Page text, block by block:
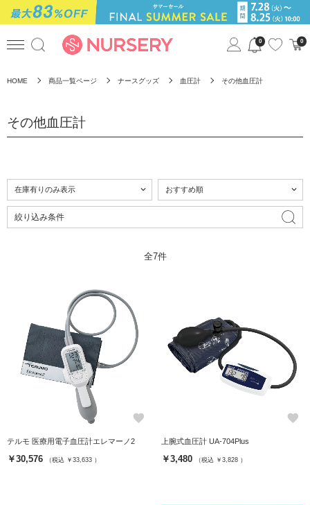
0 0
HOME 商品一覧ページ ナースグッズ 血圧計 その他血圧計
その他血圧計
絞り込み条件
全7件
favorite
テルモ 医療用電子血圧計エレマーノ2
￥30,576 （税込 ￥33,633 ）
favorite
上腕式血圧計 UA-704Plus
￥3,480 （税込 ￥3,828 ）